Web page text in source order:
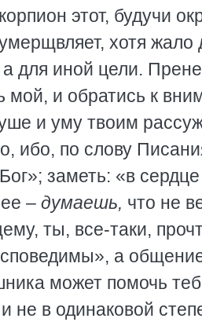
этот, будучи
хотя жало
для иной цели.
и обратись к
и уму твоим
ибо, по слову
заметь: «в
– думаешь, что не
ты, все-таки,
а
может помочь
не в одинаковой